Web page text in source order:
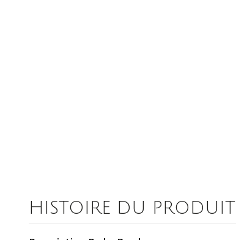
HISTOIRE DU PRODUIT